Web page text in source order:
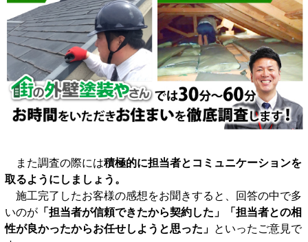
また調査の際には積極的に担当者とコミュニケーションを
取るようにしましょう。
施工完了したお客様の感想をお聞きすると、回答の中で多
いのが 「担当者が信頼できたから契約した」「担当者との相
性が良かったからお任せしようと思った」 といったご意見で